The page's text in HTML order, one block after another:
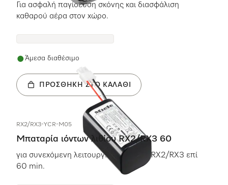
Για ασφαλή παγίδευση σκόνης και διασφάλιση
καθαρού αέρα στον χώρο.
Άμεσα διαθέσιμο
ΠΡΟΣΘΉΚΗ ΣΤΟ ΚΑΛΆΘΙ
RX2/RX3-YCR-M05
Μπαταρία ιόντων λιθίου RX2/RX3 60
για συνεχόμενη λειτουργία της Scout RX2/RX3 επί
60 min.